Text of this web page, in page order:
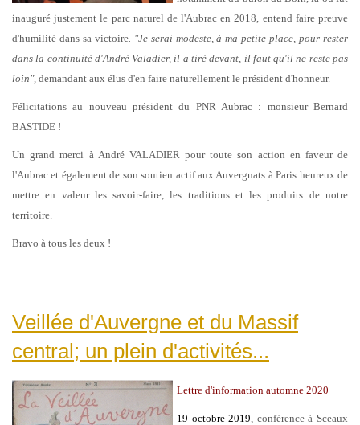
inauguré justement le parc naturel de l'Aubrac en 2018, entend faire preuve
d'humilité dans sa victoire. "Je serai modeste, à ma petite place, pour rester
dans la continuité d'André Valadier, il a tiré devant, il faut qu'il ne reste pas
loin", demandant aux élus d'en faire naturellement le président d'honneur.
Félicitations au nouveau président du PNR Aubrac : monsieur Bernard
BASTIDE !
Un grand merci à André VALADIER pour toute son action en faveur de
l'Aubrac et également de son soutien actif aux Auvergnats à Paris heureux de
mettre en valeur les savoir-faire, les traditions et les produits de notre
territoire.
Bravo à tous les deux !
Veillée d'Auvergne et du Massif
central; un plein d'activités...
Lettre d'information automne 2020
19 octobre 2019, conférence à Sceaux